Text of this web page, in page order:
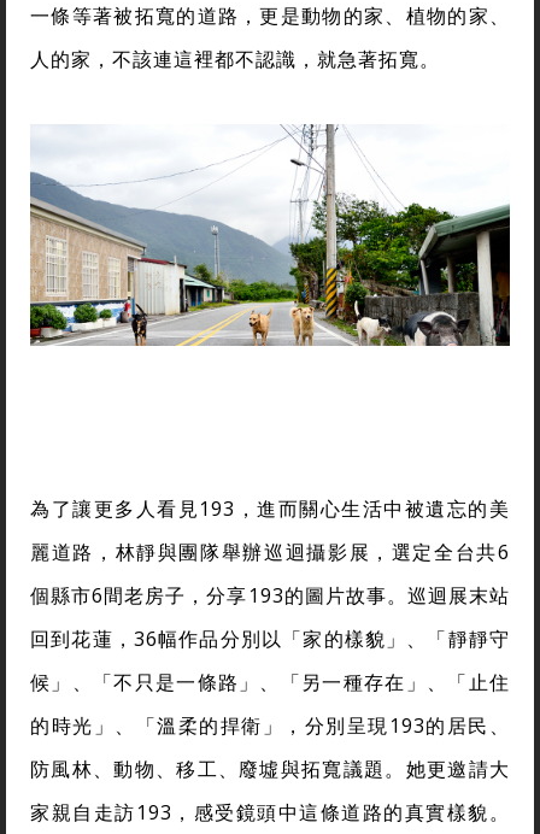
一條等著被拓寬的道路，更是動物的家、植物的家、
人的家，不該連這裡都不認識，就急著拓寬。
為了讓更多人看見193，進而關心生活中被遺忘的美
麗道路，林靜與團隊舉辦巡迴攝影展，選定全台共6
個縣市6間老房子，分享193的圖片故事。巡迴展末站
回到花蓮，36幅作品分別以「家的樣貌」、「靜靜守
候」、「不只是一條路」、「另一種存在」、「止住
的時光」、「溫柔的捍衛」，分別呈現193的居民、
防風林、動物、移工、廢墟與拓寬議題。她更邀請大
家親自走訪193，感受鏡頭中這條道路的真實樣貌。